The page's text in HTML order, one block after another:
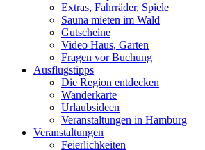
Extras, Fahrräder, Spiele
Sauna mieten im Wald
Gutscheine
Video Haus, Garten
Fragen vor Buchung
Ausflugstipps
Die Region entdecken
Wanderkarte
Urlaubsideen
Veranstaltungen in Hamburg
Veranstaltungen
Feierlichkeiten